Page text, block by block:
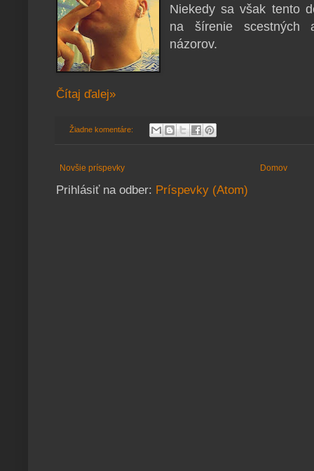
Niekedy sa však tento
na šírenie scestných
názorov.
Čítaj ďalej»
Žiadne komentáre:
Novšie príspevky Domov
Prihlásiť na odber: Príspevky (Atom)